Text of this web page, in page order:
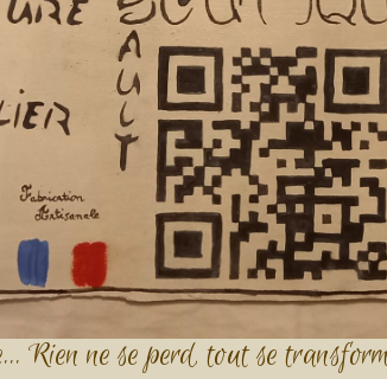
Rien ne se perd, tout se